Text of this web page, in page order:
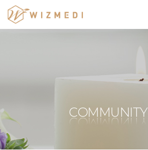
Skip to menu
COMMUNITY